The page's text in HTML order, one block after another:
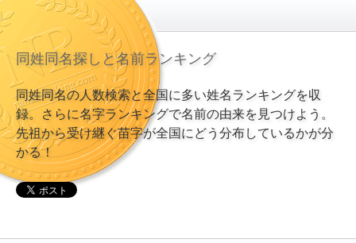
同姓同名探しと名前ランキング
同姓同名の人数検索と全国に多い姓名ランキングを収
録。さらに名字ランキングで名前の由来を見つけよう。
先祖から受け継ぐ苗字が全国にどう分布しているかが分
かる！